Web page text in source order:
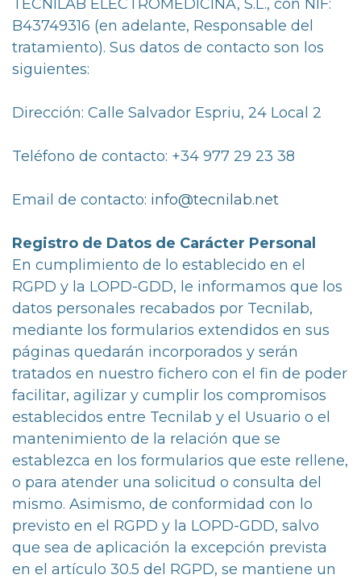
TECNILAB ELECTROMEDICINA, S.L., con NIF:
B43749316 (en adelante, Responsable del
tratamiento). Sus datos de contacto son los
siguientes:
Dirección: Calle Salvador Espriu, 24 Local 2
Teléfono de contacto: +34 977 29 23 38
Email de contacto: info@tecnilab.net
Registro de Datos de Carácter Personal
En cumplimiento de lo establecido en el
RGPD y la LOPD-GDD, le informamos que los
datos personales recabados por Tecnilab,
mediante los formularios extendidos en sus
páginas quedarán incorporados y serán
tratados en nuestro fichero con el fin de poder
facilitar, agilizar y cumplir los compromisos
establecidos entre Tecnilab y el Usuario o el
mantenimiento de la relación que se
establezca en los formularios que este rellene,
o para atender una solicitud o consulta del
mismo. Asimismo, de conformidad con lo
previsto en el RGPD y la LOPD-GDD, salvo
que sea de aplicación la excepción prevista
en el artículo 30.5 del RGPD, se mantiene un